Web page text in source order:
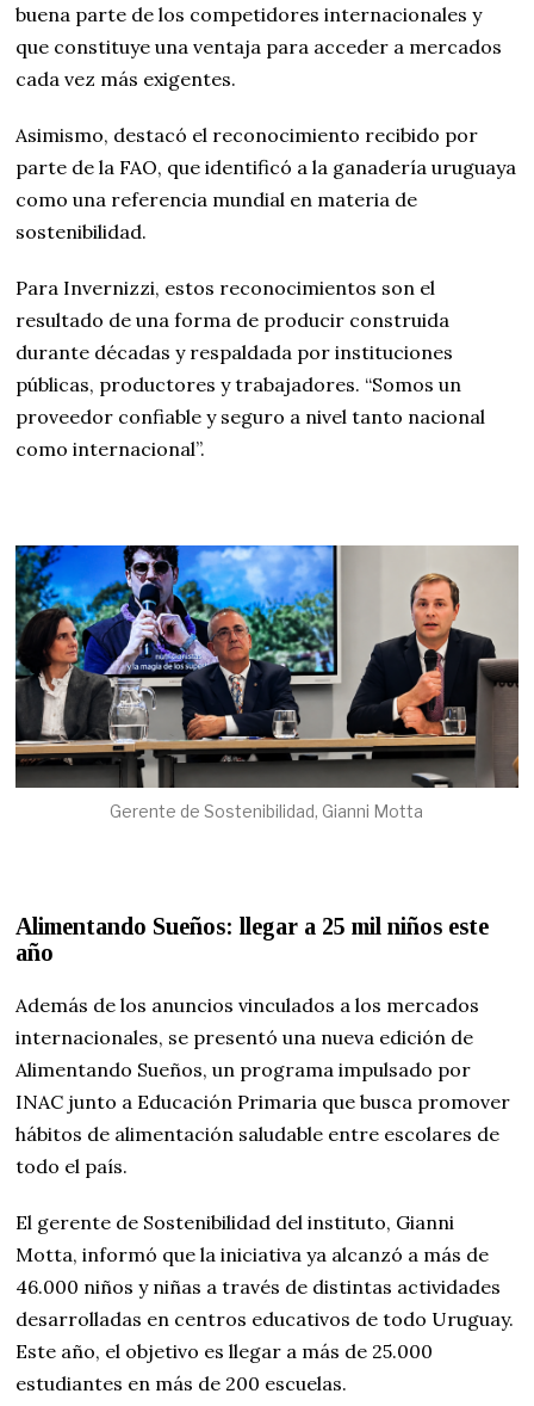
buena parte de los competidores internacionales y
que constituye una ventaja para acceder a mercados
cada vez más exigentes.
Asimismo, destacó el reconocimiento recibido por
parte de la FAO, que identificó a la ganadería uruguaya
como una referencia mundial en materia de
sostenibilidad.
Para Invernizzi, estos reconocimientos son el
resultado de una forma de producir construida
durante décadas y respaldada por instituciones
públicas, productores y trabajadores. “Somos un
proveedor confiable y seguro a nivel tanto nacional
como internacional”.
Gerente de Sostenibilidad, Gianni Motta
Alimentando Sueños: llegar a 25 mil niños este
año
Además de los anuncios vinculados a los mercados
internacionales, se presentó una nueva edición de
Alimentando Sueños, un programa impulsado por
INAC junto a Educación Primaria que busca promover
hábitos de alimentación saludable entre escolares de
todo el país.
El gerente de Sostenibilidad del instituto, Gianni
Motta, informó que la iniciativa ya alcanzó a más de
46.000 niños y niñas a través de distintas actividades
desarrolladas en centros educativos de todo Uruguay.
Este año, el objetivo es llegar a más de 25.000
estudiantes en más de 200 escuelas.